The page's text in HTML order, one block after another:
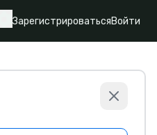
ЗарегистрироватьсяВойти